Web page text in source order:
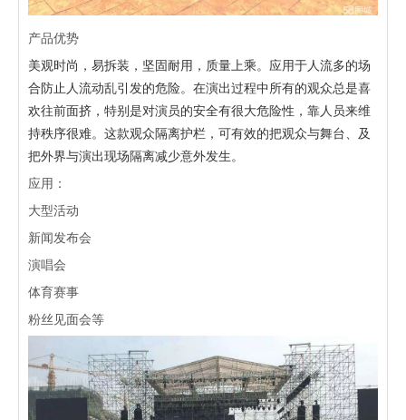
产品优势
美观时尚，易拆装，坚固耐用，质量上乘。应用于人流多的场
合防止人流动乱引发的危险。在演出过程中所有的观众总是喜
欢往前面挤，特别是对演员的安全有很大危险性，靠人员来维
持秩序很难。这款观众隔离护栏，可有效的把观众与舞台、及
把外界与演出现场隔离减少意外发生。
应用：
大型活动
新闻发布会
演唱会
体育赛事
粉丝见面会等